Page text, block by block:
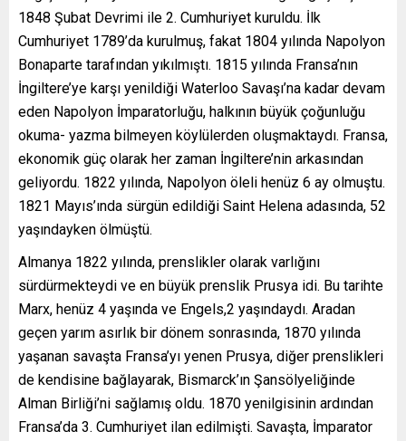
1848 Şubat Devrimi ile 2. Cumhuriyet kuruldu. İlk
Cumhuriyet 1789’da kurulmuş, fakat 1804 yılında Napolyon
Bonaparte tarafından yıkılmıştı. 1815 yılında Fransa’nın
İngiltere’ye karşı yenildiği Waterloo Savaşı’na kadar devam
eden Napolyon İmparatorluğu, halkının büyük çoğunluğu
okuma- yazma bilmeyen köylülerden oluşmaktaydı. Fransa,
ekonomik güç olarak her zaman İngiltere’nin arkasından
geliyordu. 1822 yılında, Napolyon öleli henüz 6 ay olmuştu.
1821 Mayıs’ında sürgün edildiği Saint Helena adasında, 52
yaşındayken ölmüştü.
Almanya 1822 yılında, prenslikler olarak varlığını
sürdürmekteydi ve en büyük prenslik Prusya idi. Bu tarihte
Marx, henüz 4 yaşında ve Engels,2 yaşındaydı. Aradan
geçen yarım asırlık bir dönem sonrasında, 1870 yılında
yaşanan savaşta Fransa’yı yenen Prusya, diğer prenslikleri
de kendisine bağlayarak, Bismarck’ın Şansölyeliğinde
Alman Birliği’ni sağlamış oldu. 1870 yenilgisinin ardından
Fransa’da 3. Cumhuriyet ilan edilmişti. Savaşta, İmparator